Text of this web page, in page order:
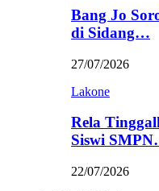
Bang Jo
di Sidang…
27/07/2026
Lakone
Rela
Siswi
22/07/2026